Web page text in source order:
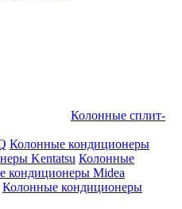
Колонные сплит-
Колонные кондиционеры
Kentatsu Колонные
кондиционеры Midea
Колонные кондиционеры